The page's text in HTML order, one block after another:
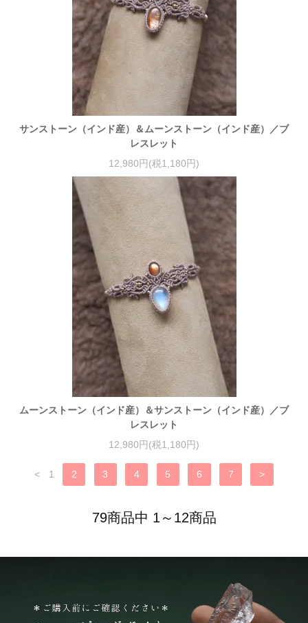
サンストーン（インド産）＆ムーンストーン（インド産）／ブ
レスレット
12,980円(税1,180円)
ムーンストーン（インド産）＆サンストーン（インド産）／ブ
レスレット
12,980円(税1,180円)
< 1 2 3 4 5 6 7 >
79商品中 1～12商品